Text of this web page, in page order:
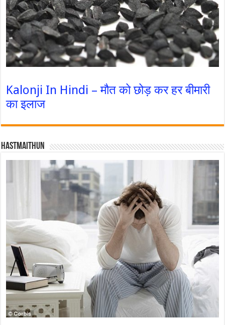
Kalonji In Hindi – मौत को छोड़ कर हर बीमारी
का इलाज
Hastmaithun